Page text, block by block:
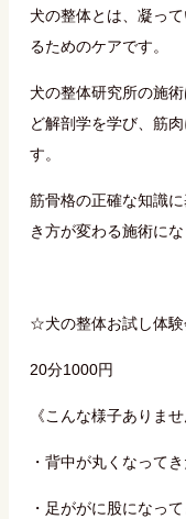
犬の整体とは、凝っ
るためのケアです。
犬の整体研究所の施
ど解剖学を学び、筋
す。
筋骨格の正確な知識
き方が変わる施術にな
☆犬の整体お試し体
20分1000円
《こんな様子ありませ
・背中が丸くなって
・足ががに股になっ